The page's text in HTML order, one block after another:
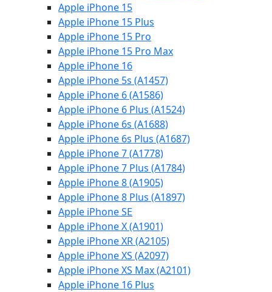
Apple iPhone 15
Apple iPhone 15 Plus
Apple iPhone 15 Pro
Apple iPhone 15 Pro Max
Apple iPhone 16
Apple iPhone 5s (A1457)
Apple iPhone 6 (A1586)
Apple iPhone 6 Plus (A1524)
Apple iPhone 6s (A1688)
Apple iPhone 6s Plus (A1687)
Apple iPhone 7 (A1778)
Apple iPhone 7 Plus (A1784)
Apple iPhone 8 (A1905)
Apple iPhone 8 Plus (A1897)
Apple iPhone SE
Apple iPhone X (A1901)
Apple iPhone XR (A2105)
Apple iPhone XS (A2097)
Apple iPhone XS Max (A2101)
Apple iPhone 16 Plus